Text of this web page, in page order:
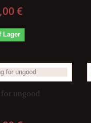
€
Lager
ungood